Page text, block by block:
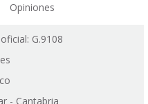
Opiniones
G.9108
- Cantabria